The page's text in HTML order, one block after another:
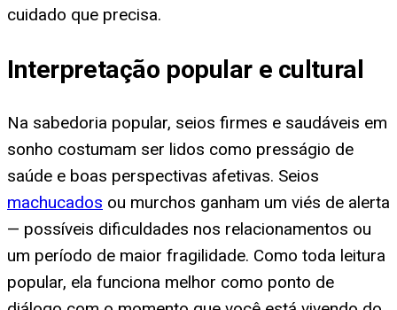
cuidado que precisa.
Interpretação popular e cultural
Na sabedoria popular, seios firmes e saudáveis em
sonho costumam ser lidos como presságio de
saúde e boas perspectivas afetivas. Seios
machucados ou murchos ganham um viés de alerta
— possíveis dificuldades nos relacionamentos ou
um período de maior fragilidade. Como toda leitura
popular, ela funciona melhor como ponto de